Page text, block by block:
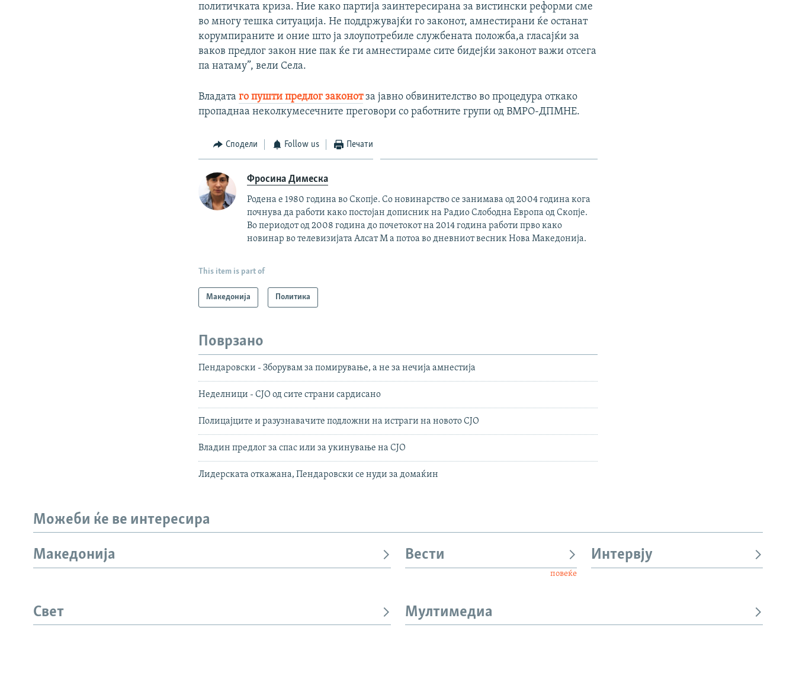
СЛЕДЕТЕ НЕ
РСЕ веб страници
политичката криза. Ние како партија заинтересирана за вистински реформи сме
во многу тешка ситуација. Не поддржувајќи го законот, амнестирани ќе останат
корумпираните и оние што ја злоупотребиле службената положба,а гласајќи за
ваков предлог закон ние пак ќе ги амнестираме сите бидејќи законот важи отсега
па натаму”, вели Села.
Владатаго пушти предлог законотза јавно обвинителство во процедура откако
пропаднаа неколкумесечните преговори со работните групи од ВМРО-ДПМНЕ.
Сподели Follow us Печати
Фросина Димеска
Родена е 1980 година во Скопје. Со новинарство се занимава од 2004 година кога
почнува да работи како постојан дописник на Радио Слободна Европа од Скопје.
Во периодот од 2008 година до почетокот на 2014 година работи прво како
новинар во телевизијата Алсат М а потоа во дневниот весник Нова Македонија.
This item is part of
Македонија Политика
Поврзано
Пендаровски - Зборувам за помирување, а не за нечија амнестија
Неделници - СЈО од сите страни сардисано
Полицајците и разузнавачите подложни на истраги на новото СЈО
Владин предлог за спас или за укинување на СЈО
Лидерската откажана, Пендаровски се нуди за домаќин
Можеби ќе ве интересира
Македонија Вести
повеќе
Интервју
Свет Мултимедиа